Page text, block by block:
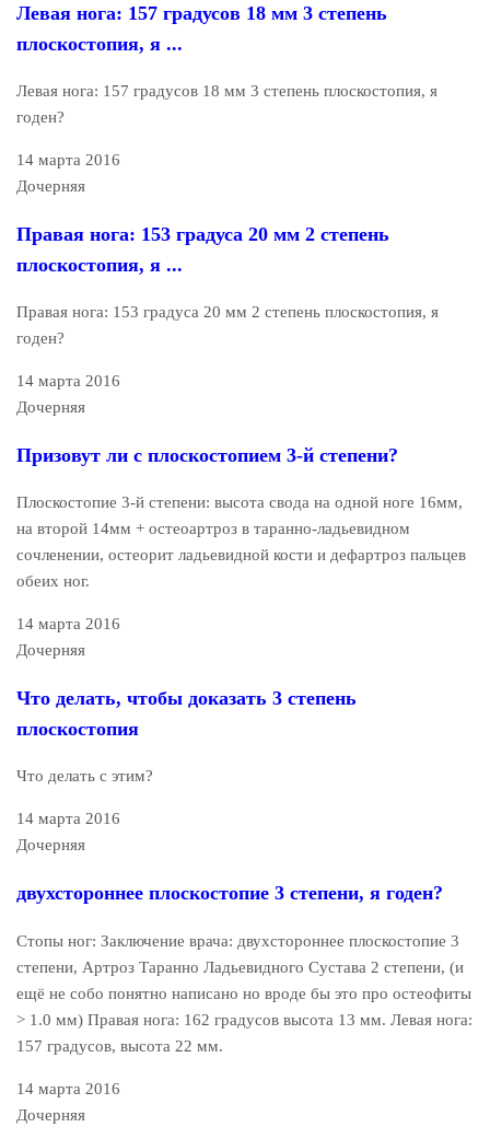
Левая нога: 157 градусов 18 мм 3 степень
плоскостопия, я ...
Левая нога: 157 градусов 18 мм 3 степень плоскостопия, я
годен?
14 марта 2016
Дочерняя
Правая нога: 153 градуса 20 мм 2 степень
плоскостопия, я ...
Правая нога: 153 градуса 20 мм 2 степень плоскостопия, я
годен?
14 марта 2016
Дочерняя
Призовут ли с плоскостопием 3-й степени?
Плоскостопие 3-й степени: высота свода на одной ноге 16мм,
на второй 14мм + остеоартроз в таранно-ладьевидном
сочленении, остеорит ладьевидной кости и дефартроз пальцев
обеих ног.
14 марта 2016
Дочерняя
Что делать, чтобы доказать 3 степень
плоскостопия
Что делать с этим?
14 марта 2016
Дочерняя
двухстороннее плоскостопие 3 степени, я годен?
Стопы ног: Заключение врача: двухстороннее плоскостопие 3
степени, Артроз Таранно Ладьевидного Сустава 2 степени, (и
ещё не собо понятно написано но вроде бы это про остеофиты
> 1.0 мм) Правая нога: 162 градусов высота 13 мм. Левая нога:
157 градусов, высота 22 мм.
14 марта 2016
Дочерняя